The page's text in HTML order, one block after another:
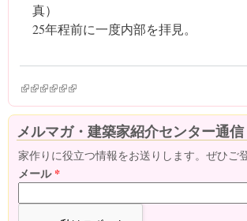
真）
25年程前に一度内部を拝見。
(link is external)
(link is external)
(link is external)
(link is external)
(link is external)
(link is external)
メルマガ・建築家紹介センター通信
家作りに役立つ情報をお送りします。ぜひご
メール*